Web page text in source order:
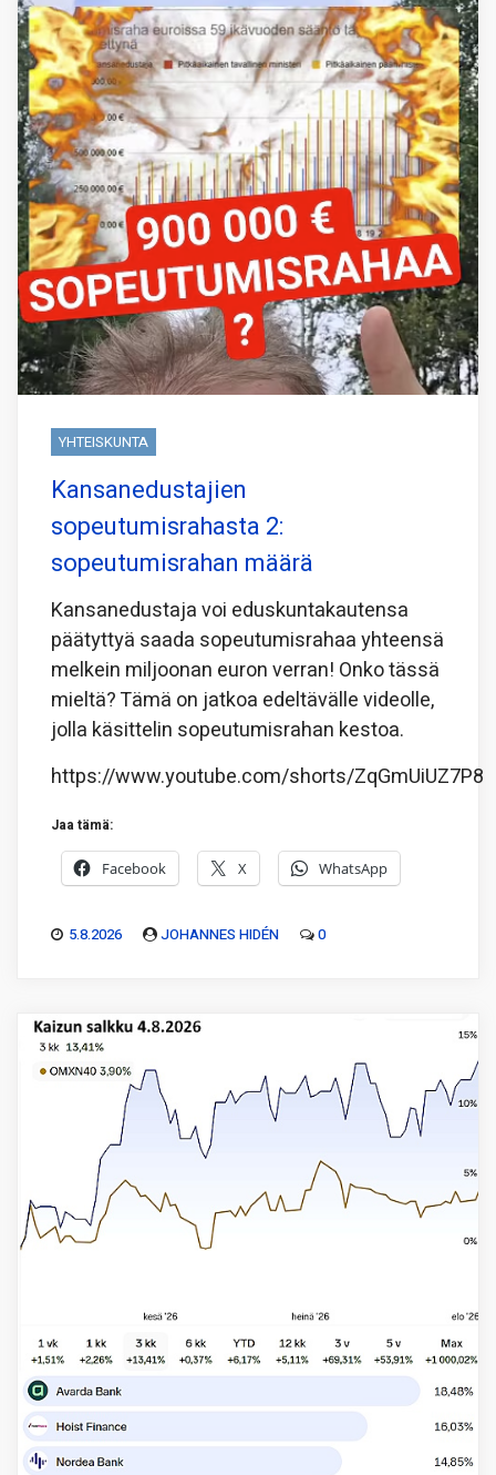
YHTEISKUNTA
Kansanedustajien
sopeutumisrahasta 2:
sopeutumisrahan määrä
Kansanedustaja voi eduskuntakautensa
päätyttyä saada sopeutumisrahaa yhteensä
melkein miljoonan euron verran! Onko tässä
mieltä? Tämä on jatkoa edeltävälle videolle,
jolla käsittelin sopeutumisrahan kestoa.
https://www.youtube.com/shorts/ZqGmUiUZ7P8
Jaa tämä:
Facebook X WhatsApp
5.8.2026 JOHANNES HIDÉN 0